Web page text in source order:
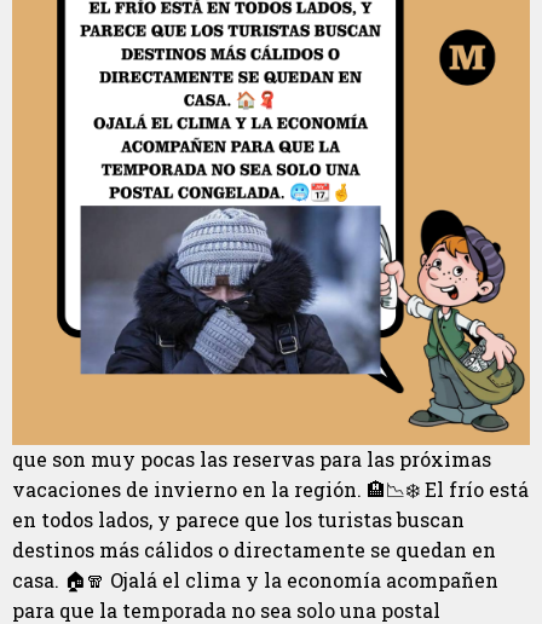
que son muy pocas las reservas para las próximas
vacaciones de invierno en la región. 🏨📉❄️ El frío está
en todos lados, y parece que los turistas buscan
destinos más cálidos o directamente se quedan en
casa. 🏠🧣 Ojalá el clima y la economía acompañen
para que la temporada no sea solo una postal